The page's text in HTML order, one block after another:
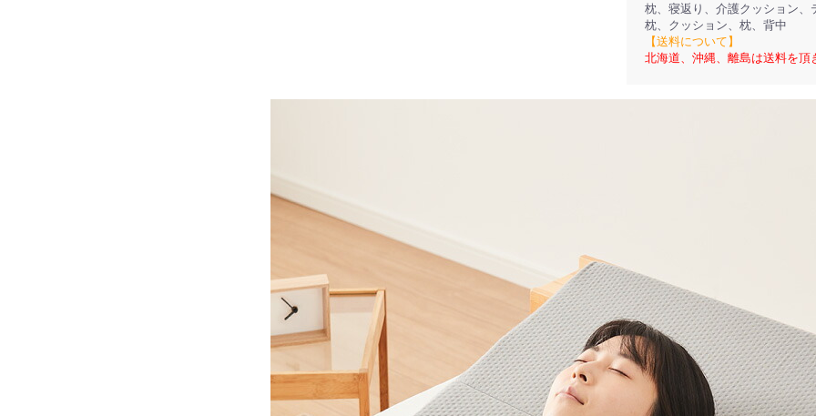
枕、寝返り、介護クッション
枕、クッション、枕、背中
【送料について】
北海道、沖縄、離島は送料を頂